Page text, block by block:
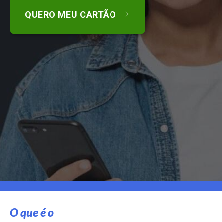
QUERO MEU CARTÃO
O que é o